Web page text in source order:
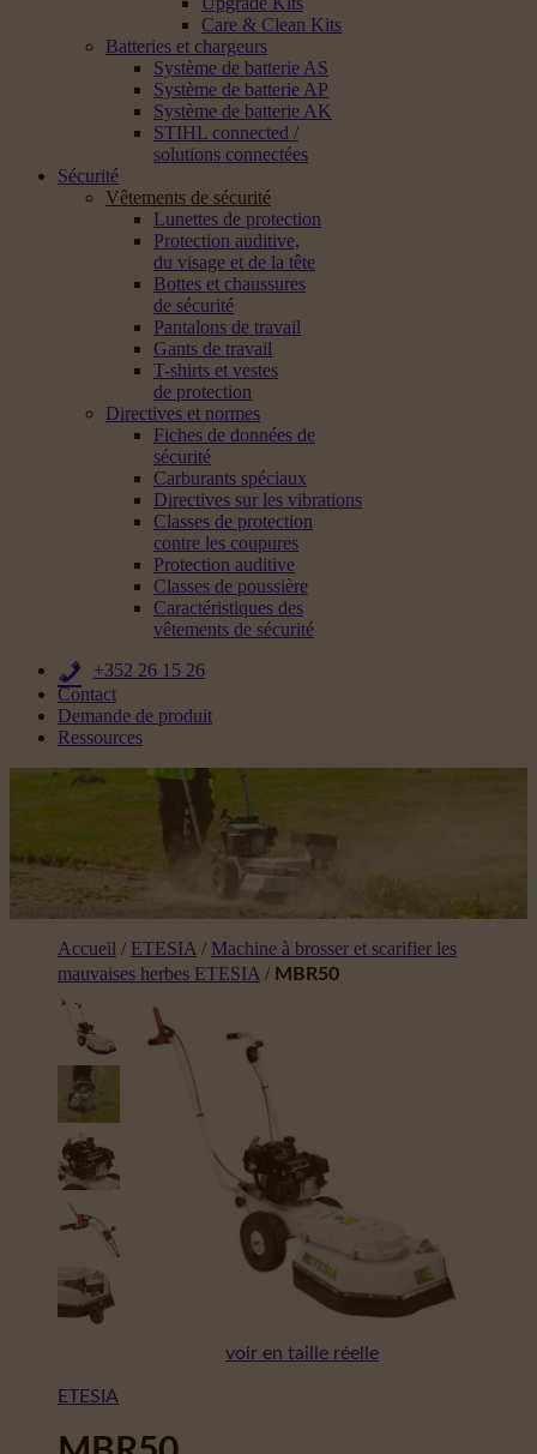
Care & Clean Kits
Batteries et chargeurs
Système de batterie AS
Système de batterie AP
Système de batterie AK
STIHL connected /
solutions connectées
Sécurité
Vêtements de sécurité
Lunettes de protection
Protection auditive,
du visage et de la tête
Bottes et chaussures
de sécurité
Pantalons de travail
Gants de travail
T-shirts et vestes
de protection
Directives et normes
Fiches de données de
sécurité
Carburants spéciaux
Directives sur les vibrations
Classes de protection
contre les coupures
Protection auditive
Classes de poussière
Caractéristiques des
vêtements de sécurité
+352 26 15 26
Contact
Demande de produit
Ressources
Accueil / ETESIA / Machine à brosser et scarifier les
mauvaises herbes ETESIA / MBR50
voir en taille réelle
ETESIA